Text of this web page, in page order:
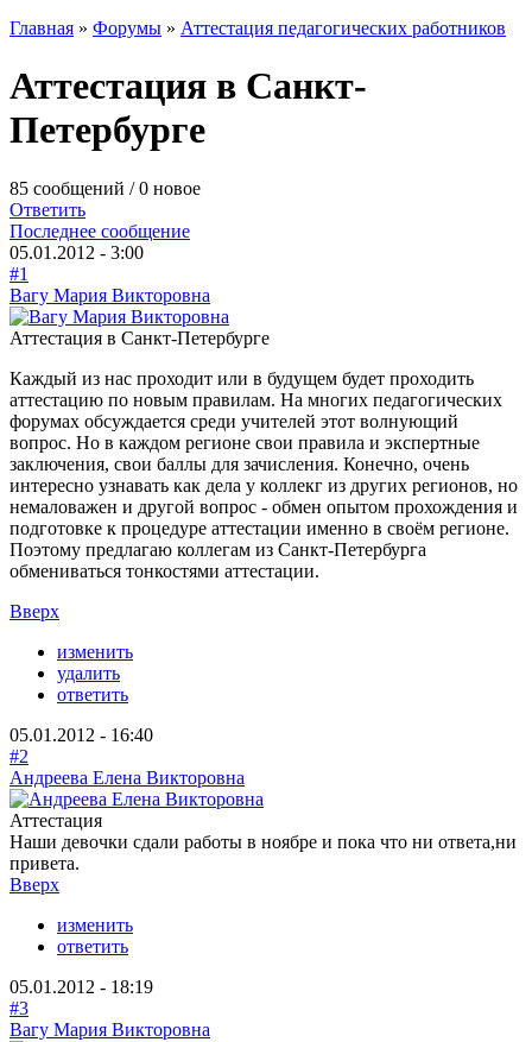
Главная » Форумы » Аттестация педагогических работников
Аттестация в Санкт-
Петербурге
85 сообщений / 0 новое
Ответить
Последнее сообщение
05.01.2012 - 3:00
#1
Вагу Мария Викторовна
Аттестация в Санкт-Петербурге
Каждый из нас проходит или в будущем будет проходить
аттестацию по новым правилам. На многих педагогических
форумах обсуждается среди учителей этот волнующий
вопрос. Но в каждом регионе свои правила и экспертные
заключения, свои баллы для зачисления. Конечно, очень
интересно узнавать как дела у коллекг из других регионов, но
немаловажен и другой вопрос - обмен опытом прохождения и
подготовке к процедуре аттестации именно в своём регионе.
Поэтому предлагаю коллегам из Санкт-Петербурга
обмениваться тонкостями аттестации.
Вверх
изменить
удалить
ответить
05.01.2012 - 16:40
#2
Андреева Елена Викторовна
Аттестация
Наши девочки сдали работы в ноябре и пока что ни ответа,ни
привета.
Вверх
изменить
ответить
05.01.2012 - 18:19
#3
Вагу Мария Викторовна